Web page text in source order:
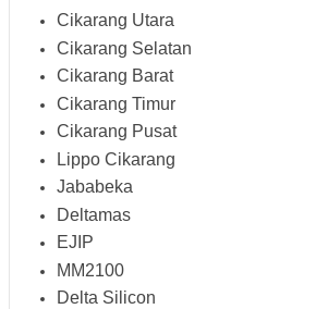
Cikarang Utara
Cikarang Selatan
Cikarang Barat
Cikarang Timur
Cikarang Pusat
Lippo Cikarang
Jababeka
Deltamas
EJIP
MM2100
Delta Silicon